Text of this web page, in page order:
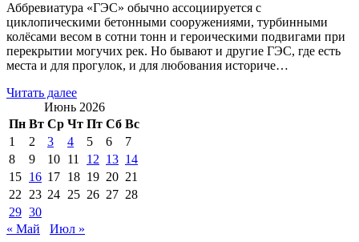
Аббревиатура «ГЭС» обычно ассоциируется с
циклопическими бетонными сооружениями, турбинными
колёсами весом в сотни тонн и героическими подвигами при
перекрытии могучих рек. Но бывают и другие ГЭС, где есть
места и для прогулок, и для любования историче…
Читать далее
Июнь 2026
Пн Вт Ср Чт Пт Сб Вс
1
2 3 4 5 6
7
8
9 10 11 12 13 14
15 16 17 18 19 20 21
22
23 24 25 26 27 28
29 30
« Май
Июл »